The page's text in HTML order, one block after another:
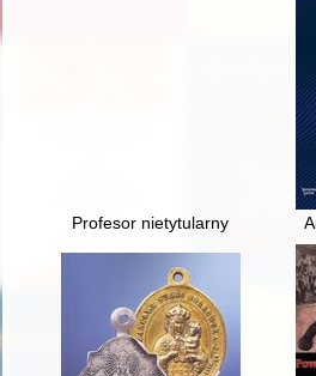
Profesor nietytularny